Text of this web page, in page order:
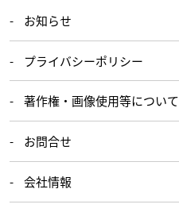
お知らせ
プライバシーポリシー
著作権・画像使用等について
お問合せ
会社情報